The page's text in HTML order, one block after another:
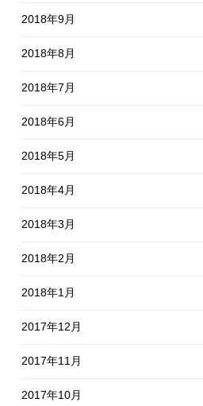
2018年9月
2018年8月
2018年7月
2018年6月
2018年5月
2018年4月
2018年3月
2018年2月
2018年1月
2017年12月
2017年11月
2017年10月